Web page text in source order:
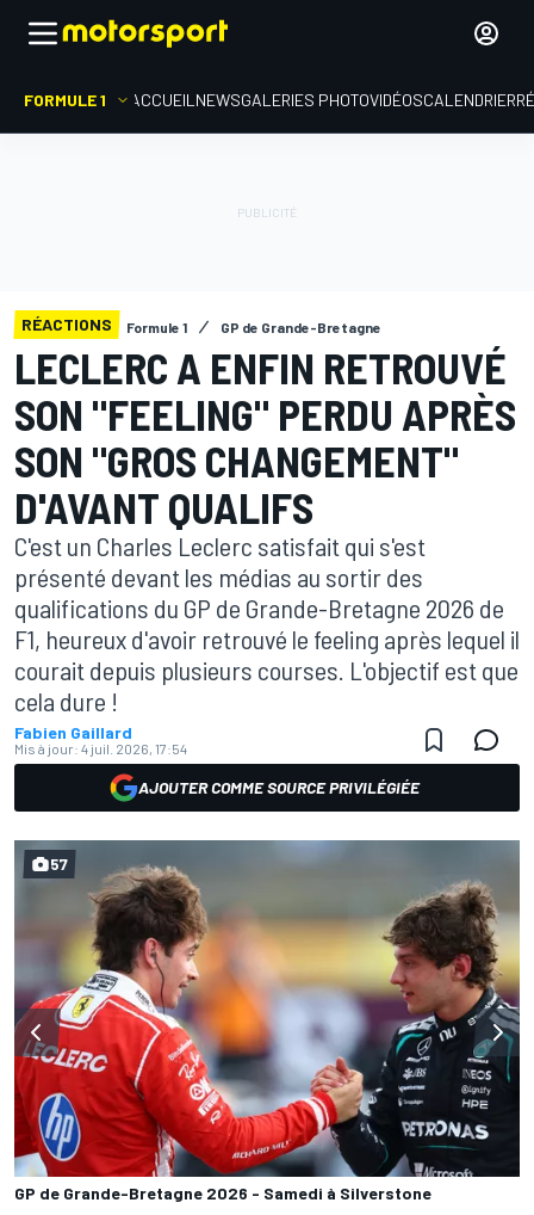
FORMULE 1 ACCUEIL NEWSGALERIES PHOTOVIDÉOSCALENDRIER
RÉACTIONS Formule 1 GP de Grande-Bretagne
LECLERC A ENFIN RETROUVÉ
SON "FEELING" PERDU APRÈS
SON "GROS CHANGEMENT"
D'AVANT QUALIFS
C'est un Charles Leclerc satisfait qui s'est
présenté devant les médias au sortir des
qualifications du GP de Grande-Bretagne 2026 de
F1, heureux d'avoir retrouvé le feeling après lequel il
courait depuis plusieurs courses. L'objectif est que
cela dure !
Fabien Gaillard
Mis à jour: 4 juil. 2026, 17:54
AJOUTER COMME SOURCE PRIVILÉGIÉE
GP de Grande-Bretagne 2026 - Samedi à Silverstone
57